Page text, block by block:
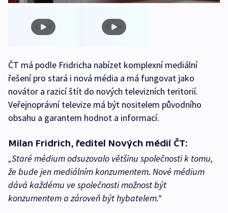
ČT má podle Fridricha nabízet komplexní mediální
řešení pro stará i nová média a má fungovat jako
novátor a razicí štít do nových televizních teritorií.
Veřejnoprávní televize má být nositelem původního
obsahu a garantem hodnot a informací.
Milan Fridrich, ředitel Nových médií ČT:
„Staré médium odsuzovalo většinu společnosti k tomu,
že bude jen mediálním konzumentem. Nové médium
dává každému ve společnosti možnost být
konzumentem a zároveň být hybatelem.“